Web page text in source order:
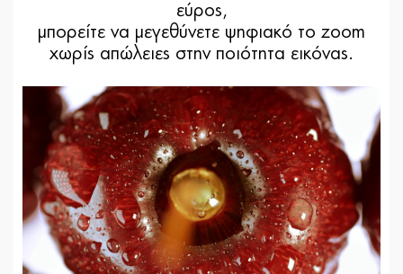
εύρος,
μπορείτε να μεγεθύνετε ψηφιακό το zoom
χωρίς απώλειες στην ποιότητα εικόνας.